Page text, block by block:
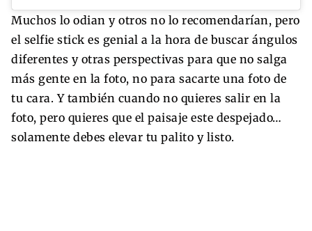
Muchos lo odian y otros no lo recomendarían, pero
el selfie stick es genial a la hora de buscar ángulos
diferentes y otras perspectivas para que no salga
más gente en la foto, no para sacarte una foto de
tu cara. Y también cuando no quieres salir en la
foto, pero quieres que el paisaje este despejado…
solamente debes elevar tu palito y listo.